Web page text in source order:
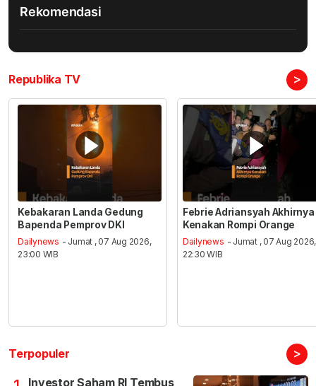
Rekomendasi
Republika TV >
Kebakaran Landa Gedung
Bapenda Pemprov DKI
Dailynews - Jumat , 07 Aug 2026,
23:00 WIB
Febrie Adriansyah Akhirnya
Kenakan Rompi Orange
Dailynews - Jumat , 07 Aug 2026,
22:30 WIB
Terpopuler >
Investor Saham RI Tembus